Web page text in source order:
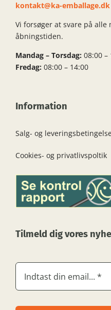
kontakt@ka-emballage.dk
Vi forsøger at svare på
åbningstiden.
Mandag – Torsdag: 08:00 –
Fredag: 08:00 – 14:00
Information
Salg- og
Cookies- og privatlivspoltik
Tilmeld dig vores